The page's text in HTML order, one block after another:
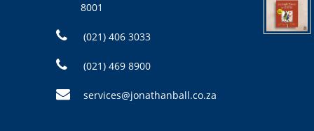
8001
(021) 406 3033
(021) 469 8900
services@jonathanball.co.za